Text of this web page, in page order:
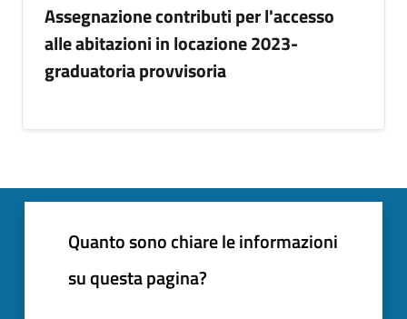
Assegnazione contributi per l'accesso
alle abitazioni in locazione 2023-
graduatoria provvisoria
Quanto sono chiare le informazioni
su questa pagina?